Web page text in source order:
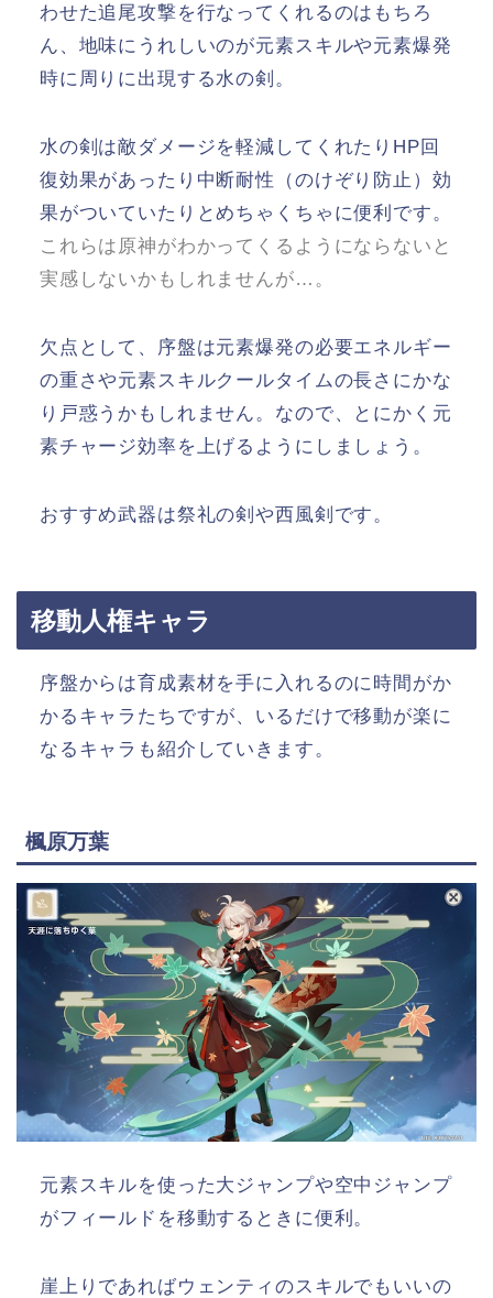
わせた追尾攻撃を行なってくれるのはもちろ
ん、地味にうれしいのが元素スキルや元素爆発
時に周りに出現する水の剣。
水の剣は敵ダメージを軽減してくれたりHP回
復効果があったり中断耐性（のけぞり防止）効
果がついていたりとめちゃくちゃに便利です。
これらは原神がわかってくるようにならないと
実感しないかもしれませんが…。
欠点として、序盤は元素爆発の必要エネルギー
の重さや元素スキルクールタイムの長さにかな
り戸惑うかもしれません。なので、とにかく元
素チャージ効率を上げるようにしましょう。
おすすめ武器は祭礼の剣や西風剣です。
移動人権キャラ
序盤からは育成素材を手に入れるのに時間がか
かるキャラたちですが、いるだけで移動が楽に
なるキャラも紹介していきます。
楓原万葉
元素スキルを使った大ジャンプや空中ジャンプ
がフィールドを移動するときに便利。
崖上りであればウェンティのスキルでもいいの